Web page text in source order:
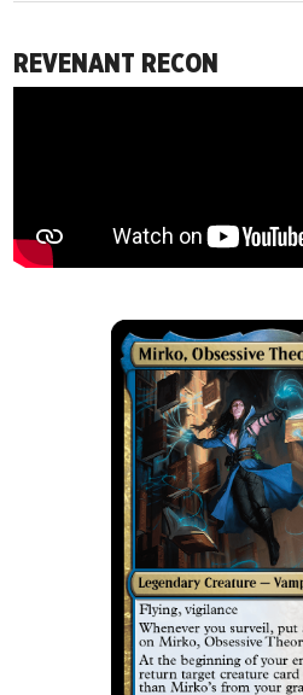
REVENANT RECON